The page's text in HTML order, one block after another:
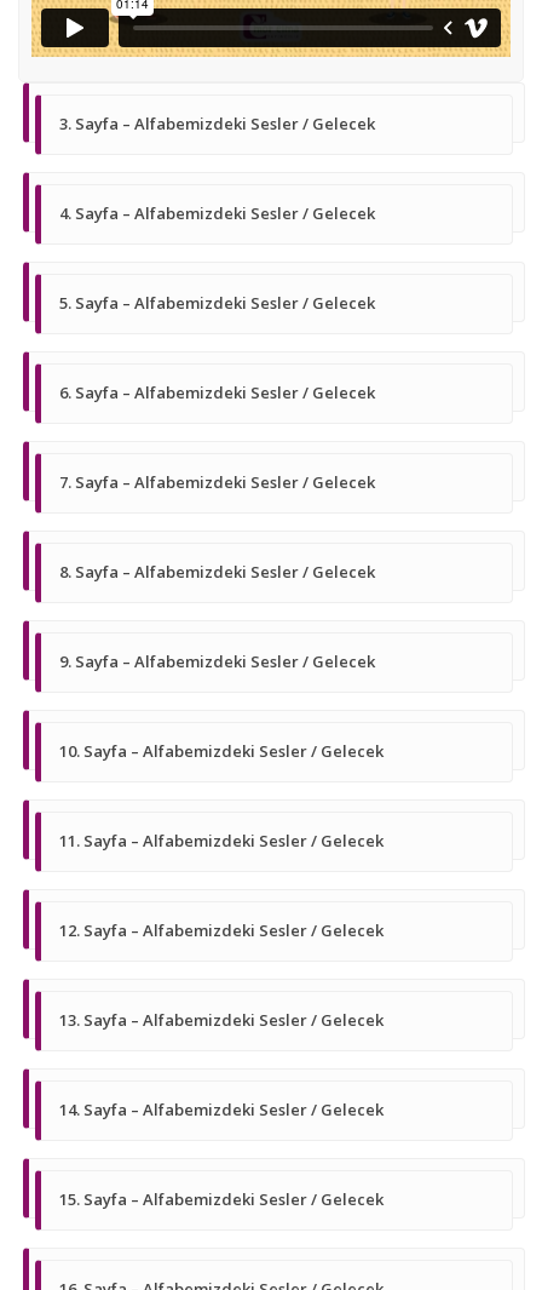
3. Sayfa – Alfabemizdeki Sesler / Gelecek
4. Sayfa – Alfabemizdeki Sesler / Gelecek
5. Sayfa – Alfabemizdeki Sesler / Gelecek
6. Sayfa – Alfabemizdeki Sesler / Gelecek
7. Sayfa – Alfabemizdeki Sesler / Gelecek
8. Sayfa – Alfabemizdeki Sesler / Gelecek
9. Sayfa – Alfabemizdeki Sesler / Gelecek
10. Sayfa – Alfabemizdeki Sesler / Gelecek
11. Sayfa – Alfabemizdeki Sesler / Gelecek
12. Sayfa – Alfabemizdeki Sesler / Gelecek
13. Sayfa – Alfabemizdeki Sesler / Gelecek
14. Sayfa – Alfabemizdeki Sesler / Gelecek
15. Sayfa – Alfabemizdeki Sesler / Gelecek